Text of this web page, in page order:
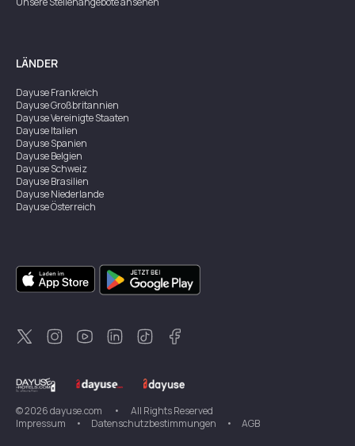
LÄNDER
DayuseFrankreich
DayuseGroßbritannien
DayuseVereinigte Staaten
DayuseItalien
DayuseSpanien
DayuseBelgien
DayuseSchweiz
DayuseBrasilien
DayuseNiederlande
DayuseÖsterreich
DayuseSingapur
DayuseZweden
DayuseThailand
DayuseNeuseeland
DayuseTürkei
©2026dayuse.com •
All Rights Reserved
Impressum
• Datenschutzbestimmungen • AGB